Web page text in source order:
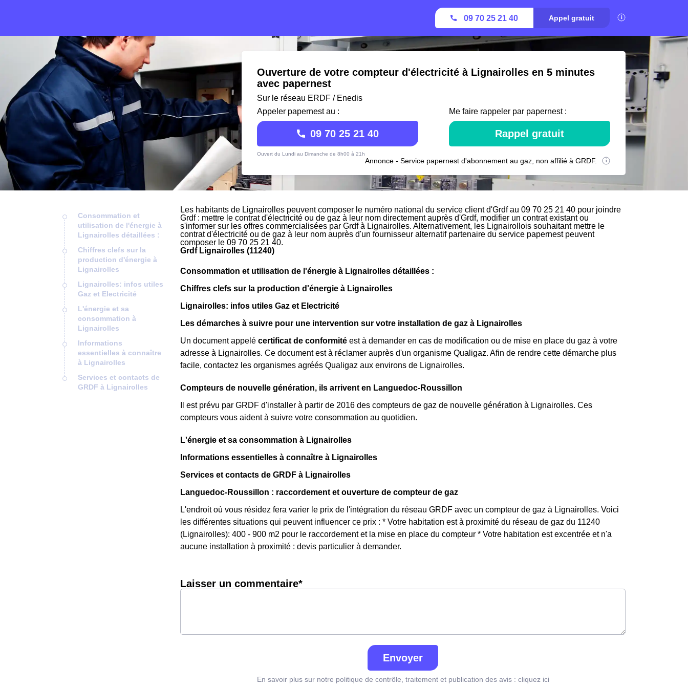
09 70 25 21 40 Appel gratuit
Ouverture de votre compteur d'électricité à Lignairolles en 5 minutes
avec papernest
Sur le réseau ERDF / Enedis
Appeler papernest au :
09 70 25 21 40
Ouvert du Lundi au Dimanche de 8h00 à 21h
Me faire rappeler par papernest :
Rappel gratuit
Annonce - Service papernest d'abonnement au gaz, non affilié à GRDF.
Consommation et
utilisation de l'énergie à
Lignairolles détaillées :
Chiffres clefs sur la
production d'énergie à
Lignairolles
Lignairolles: infos utiles
Gaz et Electricité
L'énergie et sa
consommation à
Lignairolles
Informations
essentielles à connaître
à Lignairolles
Services et contacts de
GRDF à Lignairolles
Les habitants de Lignairolles peuvent composer le numéro national du service client d'Grdf au 09 70 25 21 40 pour joindre
Grdf : mettre le contrat d'électricité ou de gaz à leur nom directement auprès d'Grdf, modifier un contrat existant ou
s'informer sur les offres commercialisées par Grdf à Lignairolles. Alternativement, les Lignairollois souhaitant mettre le
contrat d'électricité ou de gaz à leur nom auprès d'un fournisseur alternatif partenaire du service papernest peuvent
composer le 09 70 25 21 40.
Grdf Lignairolles (11240)
Consommation et utilisation de l'énergie à Lignairolles détaillées :
Chiffres clefs sur la production d'énergie à Lignairolles
Lignairolles: infos utiles Gaz et Electricité
Les démarches à suivre pour une intervention sur votre installation de gaz à Lignairolles
Un document appelé certificat de conformité est à demander en cas de modification ou de mise en place du gaz à votre
adresse à Lignairolles. Ce document est à réclamer auprès d'un organisme Qualigaz. Afin de rendre cette démarche plus
facile, contactez les organismes agréés Qualigaz aux environs de Lignairolles.
Compteurs de nouvelle génération, ils arrivent en Languedoc-Roussillon
Il est prévu par GRDF d'installer à partir de 2016 des compteurs de gaz de nouvelle génération à Lignairolles. Ces
compteurs vous aident à suivre votre consommation au quotidien.
L'énergie et sa consommation à Lignairolles
Informations essentielles à connaître à Lignairolles
Services et contacts de GRDF à Lignairolles
Languedoc-Roussillon : raccordement et ouverture de compteur de gaz
L'endroit où vous résidez fera varier le prix de l'intégration du réseau GRDF avec un compteur de gaz à Lignairolles. Voici
les différentes situations qui peuvent influencer ce prix : * Votre habitation est à proximité du réseau de gaz du 11240
(Lignairolles): 400 - 900 m2 pour le raccordement et la mise en place du compteur * Votre habitation est excentrée et n'a
aucune installation à proximité : devis particulier à demander.
Laisser un commentaire*
Envoyer
En savoir plus sur notre politique de contrôle, traitement et publication des avis : cliquez ici